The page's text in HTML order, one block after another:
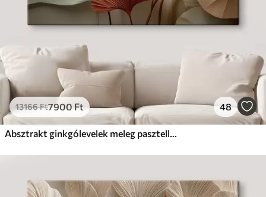
13166Ft7900Ft 48
Absztrakt ginkgólevelek meleg pasztell színekben